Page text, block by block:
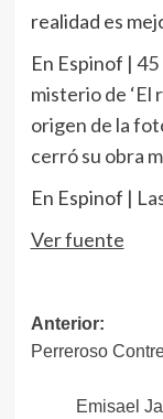
realidad es
En Espinof | 45
misterio de ‘El
origen de la
cerró su obra
En Espinof |
Ver fuente
de
Anterior:
Perreroso
Emisael